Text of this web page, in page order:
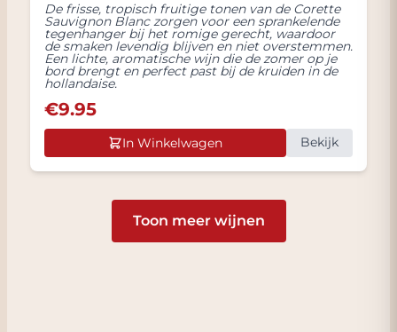
De frisse, tropisch fruitige tonen van de Corette
Sauvignon Blanc zorgen voor een sprankelende
tegenhanger bij het romige gerecht, waardoor
de smaken levendig blijven en niet overstemmen.
Een lichte, aromatische wijn die de zomer op je
bord brengt en perfect past bij de kruiden in de
hollandaise.
€9.95
In Winkelwagen Bekijk
Toon meer wijnen